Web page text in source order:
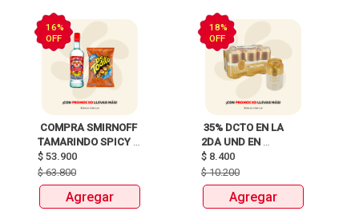
16%
OFF
COMPRA SMIRNOFF
TAMARINDO SPICY
X750ml Y LLEVATE
DETODITO 165GR o
150GR
$ 53.900
$63.800
Agregar
18%
OFF
35% DCTO EN LA
2DA UND EN
CERVEZA CLUB
COLOMBIA LATA
X330ml
$ 8.400
$10.200
Agregar